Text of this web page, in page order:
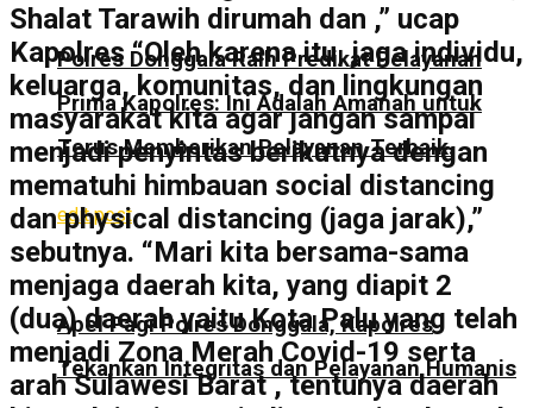
Polres Donggala Raih Predikat Pelayanan
Prima Kapolres: Ini Adalah Amanah untuk
Terus Memberikan Pelayanan Terbaik.
edit post
Apel Pagi Polres Donggala, Kapolres
Tekankan Integritas dan Pelayanan Humanis
Shalat Tarawih dirumah dan ,” ucap
Kapolres “Oleh karena itu, jaga individu,
keluarga, komunitas, dan lingkungan
masyarakat kita agar jangan sampai
menjadi penyintas berikutnya dengan
mematuhi himbauan social distancing
dan physical distancing (jaga jarak),”
sebutnya. “Mari kita bersama-sama
menjaga daerah kita, yang diapit 2
(dua) daerah yaitu Kota Palu yang telah
menjadi Zona Merah Covid-19 serta
arah Sulawesi Barat , tentunya daerah